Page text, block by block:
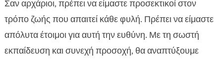
Σαν αρχάριοι, πρέπει να είμαστε προσεκτικοί στον
τρόπο ζωής που απαιτεί κάθε φυλή. Πρέπει να είμαστε
απόλυτα έτοιμοι για αυτή την ευθύνη. Με τη σωστή
εκπαίδευση και συνεχή προσοχή, θα αναπτύξουμε